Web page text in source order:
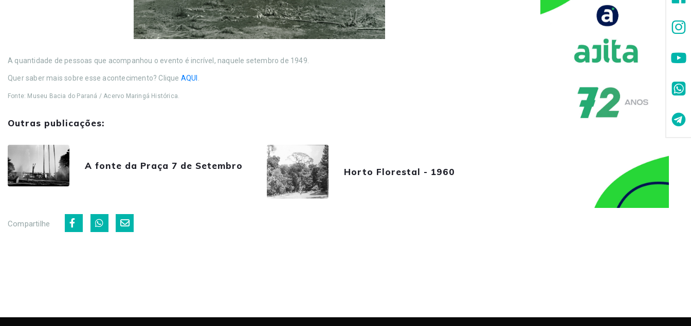
A quantidade de pessoas que acompanhou o evento é incrível, naquele setembro de 1949.
Quer saber mais sobre esse acontecimento? Clique AQUI .
Fonte: Museu Bacia do Paraná / Acervo Maringá Histórica.
Outras publicações:
A fonte da Praça 7 de Setembro
Horto Florestal - 1960
Compartilhe